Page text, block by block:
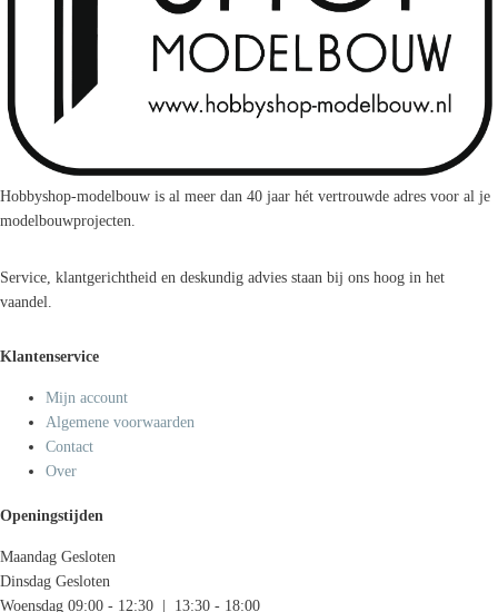
Hobbyshop-modelbouw is al meer dan 40 jaar hét vertrouwde adres voor al je
modelbouwprojecten.
Service, klantgerichtheid en deskundig advies staan bij ons hoog in het
vaandel.
Klantenservice
Mijn account
Algemene voorwaarden
Contact
Over
Openingstijden
Maandag Gesloten
Dinsdag Gesloten
Woensdag 09:00 - 12:30 | 13:30 - 18:00